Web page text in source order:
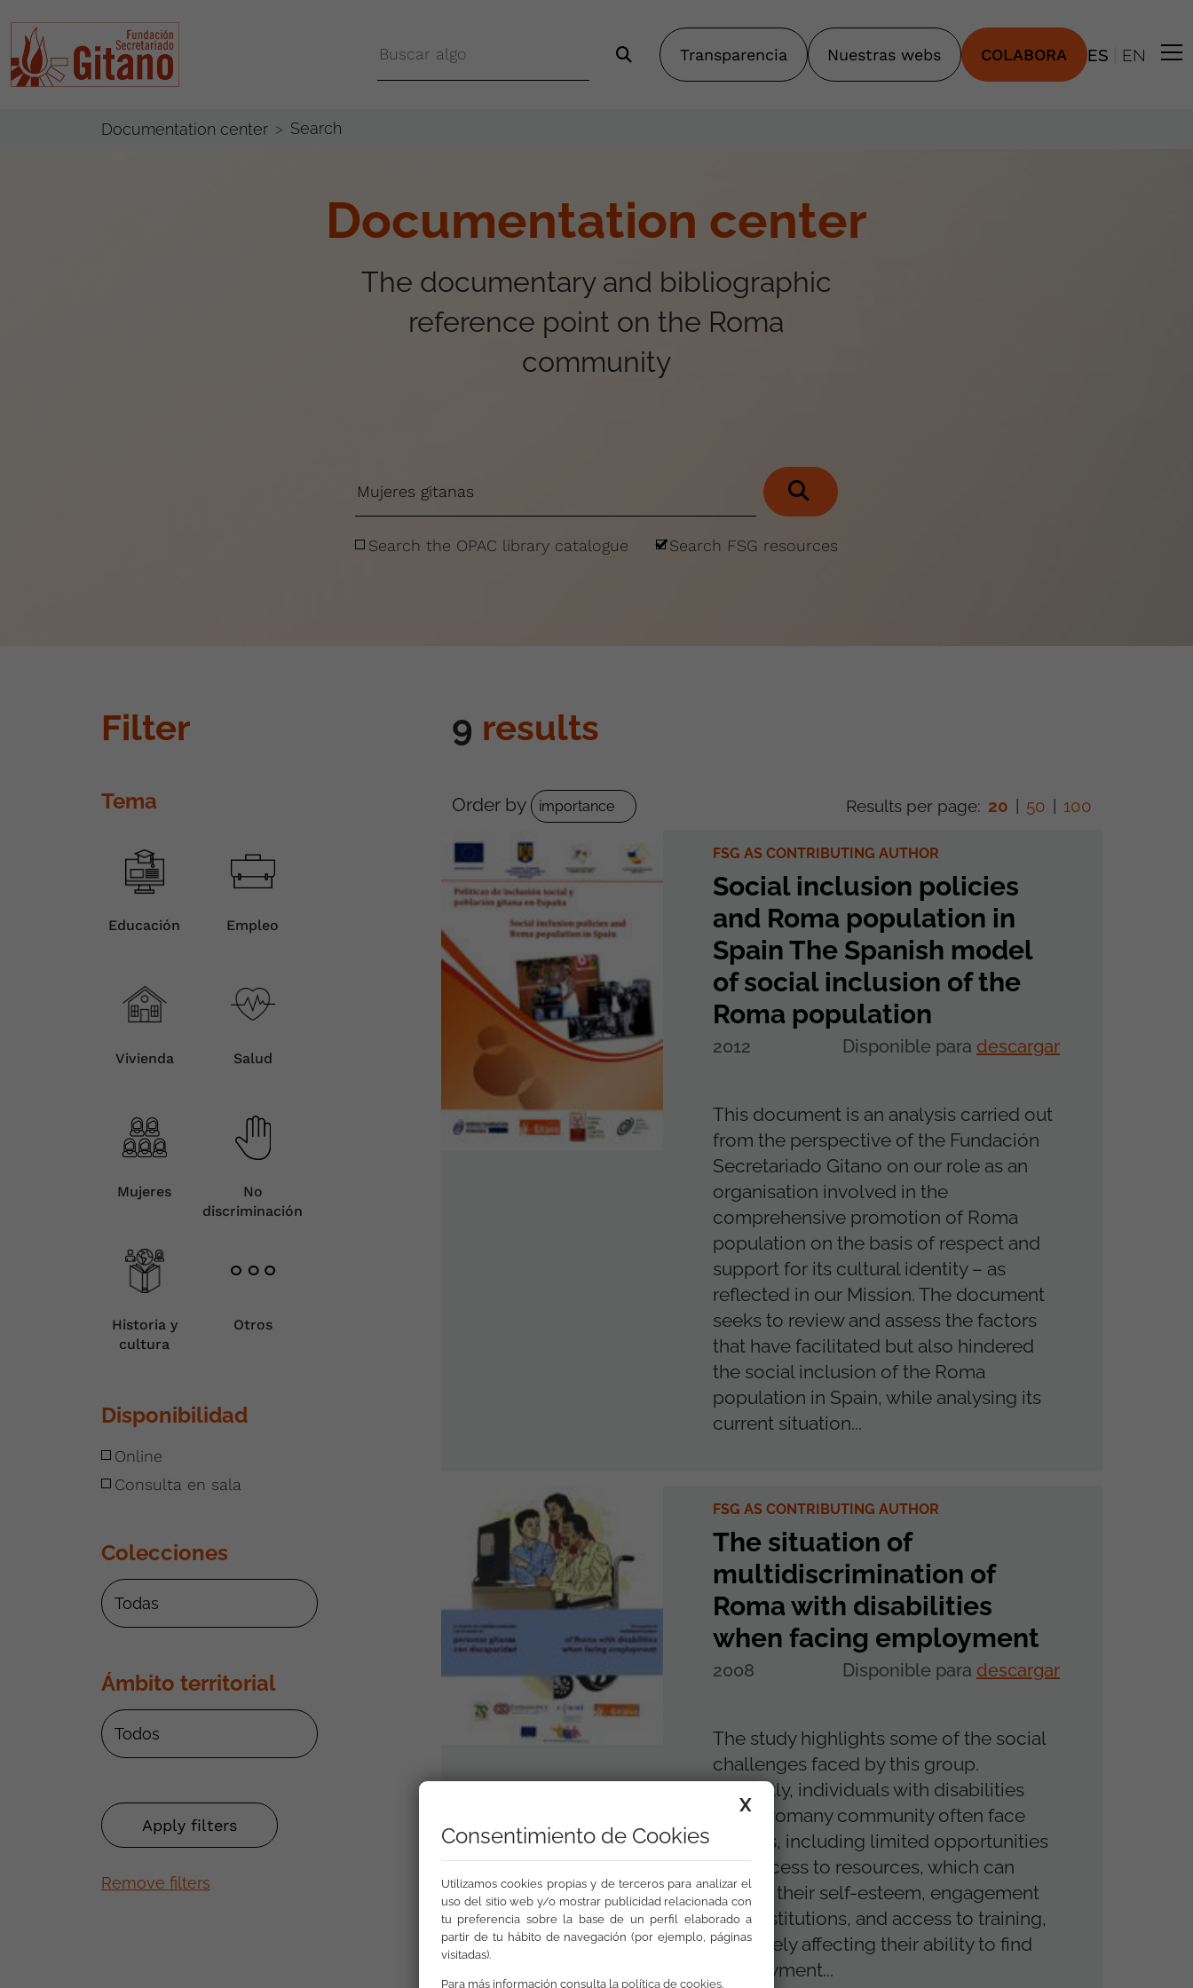
Transparencia Nuestras webs COLABORA ES EN
Documentation center Search
Documentation center
The documentary and bibliographic
reference point on the Roma
community
Search the OPAC library catalogue Search FSG resources
Filter
Tema
Educación Empleo
Vivienda Salud
Mujeres
No
discriminación
Historia y
cultura
Otros
Disponibilidad
Online
Consulta en sala
Colecciones
Ámbito territorial
Remove filters
9 results
Order by Results per page: 20 | 50 | 100
FSG AS CONTRIBUTING AUTHOR
Social inclusion policies
and Roma population in
Spain The Spanish model
of social inclusion of the
Roma population
2012 Disponible para descargar
This document is an analysis carried out
from the perspective of the Fundación
Secretariado Gitano on our role as an
organisation involved in the
comprehensive promotion of Roma
population on the basis of respect and
support for its cultural identity – as
reflected in our Mission. The document
seeks to review and assess the factors
that have facilitated but also hindered
the social inclusion of the Roma
population in Spain, while analysing its
current situation...
FSG AS CONTRIBUTING AUTHOR
The situation of
multidiscrimination of
Roma with disabilities
when facing employment
2008 Disponible para descargar
The study highlights some of the social
challenges faced by this group.
Currently, individuals with disabilities
within romany community often face
barriers, including limited opportunities
and access to resources, which can
impact their self-esteem, engagement
with institutions, and access to training,
ultimately affecting their ability to find
employment...
X
Consentimiento de Cookies
Utilizamos cookies propias y de terceros para analizar el
uso del sitio web y/o mostrar publicidad relacionada con
tu preferencia sobre la base de un perfil elaborado a
partir de tu hábito de navegación (por ejemplo, páginas
visitadas).
Para más información consulta la política de cookies.